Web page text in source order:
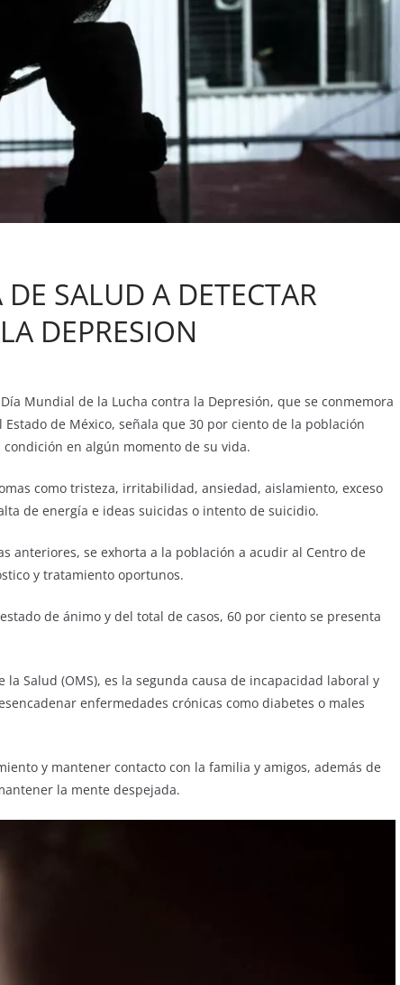
SALUD A DETECTAR
DEPRESION
Mundial de la Lucha contra la Depresión, que se conmemora
de México, señala que 30 por ciento de la población
en algún momento de su vida.
como tristeza, irritabilidad, ansiedad, aislamiento, exceso
de energía e ideas suicidas o intento de suicidio.
anteriores, se exhorta a la población a acudir al Centro de
y tratamiento oportunos.
de ánimo y del total de casos, 60 por ciento se presenta
Salud (OMS), es la segunda causa de incapacidad laboral y
enfermedades crónicas como diabetes o males
y mantener contacto con la familia y amigos, además de
la mente despejada.